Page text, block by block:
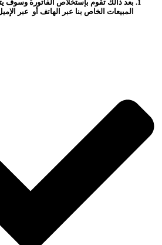
بعد ذالك تقوم بإستخلاص الفاتورة
المبيعات الخاص بنا عبر الهاتف أو عبر